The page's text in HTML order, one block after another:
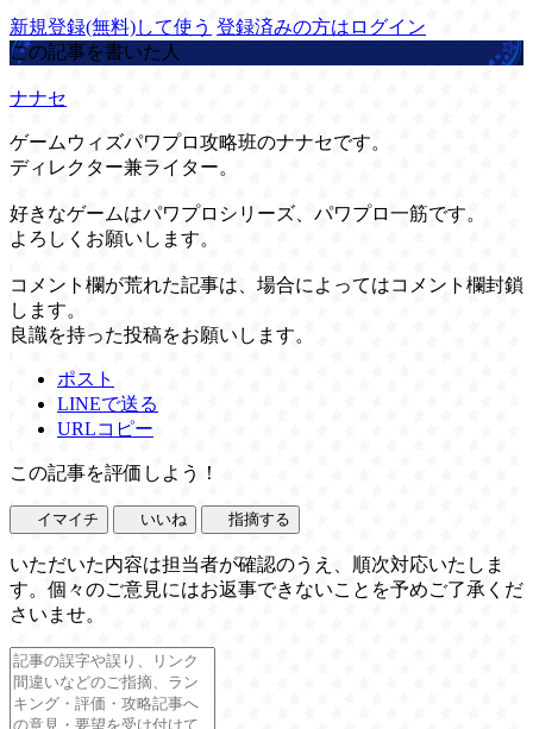
新規登録(無料)して使う 登録済みの方はログイン
この記事を書いた人
ナナセ
ゲームウィズパワプロ攻略班のナナセです。
ディレクター兼ライター。
好きなゲームはパワプロシリーズ、パワプロ一筋です。
よろしくお願いします。
コメント欄が荒れた記事は、場合によってはコメント欄封鎖
します。
良識を持った投稿をお願いします。
ポスト
LINEで送る
URLコピー
この記事を評価しよう！
イマイチ いいね 指摘する
いただいた内容は担当者が確認のうえ、順次対応いたしま
す。個々のご意見にはお返事できないことを予めご了承くだ
さいませ。